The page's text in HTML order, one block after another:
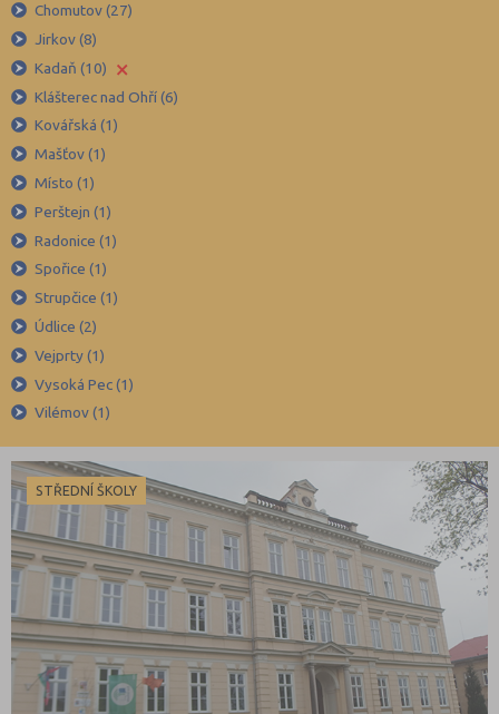
Brno-město (317)
Brno-venkov (149)
Bruntál (73)
Břeclav (84)
Česká Lípa (79)
České Budějovice (173)
Český Krumlov (49)
Děčín (106)
Domažlice (49)
Frýdek-Místek (164)
Havlíčkův Brod (82)
Hodonín (119)
Cheb (61)
Chomutov (65)
Chrudim (88)
Jablonec nad Nisou (67)
Jičín (75)
Jihlava (94)
Chomutov (27)
Jirkov (8)
Kadaň (10)
×
Klášterec nad Ohří (6)
Kovářská (1)
Mašťov (1)
Místo (1)
Perštejn (1)
Radonice (1)
Spořice (1)
Strupčice (1)
Údlice (2)
Vejprty (1)
Vysoká Pec (1)
Vilémov (1)
STŘEDNÍ ŠKOLY